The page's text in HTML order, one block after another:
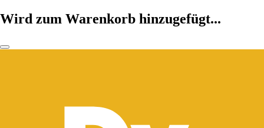
Wird zum Warenkorb hinzugefügt...